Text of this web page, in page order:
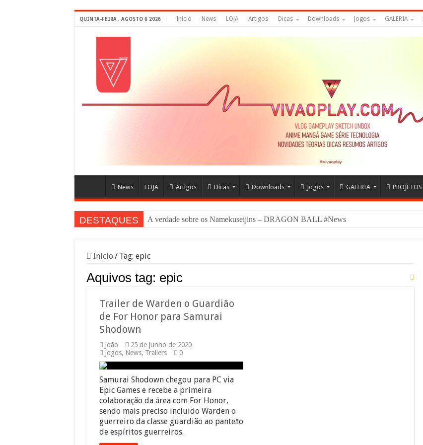
QUINTA-FEIRA , AGOSTO 6 2026 Início News LOJA Artigos Dicas Downloads Jogos GALERIA
News LOJA Artigos Dicas Downloads Jogos GALERIA PROJETOS
DESTAQUES Anime Ne
Início / Tag: epic
Aquivos tag: epic
Trailer de Warden o Guardião
de For Honor para Samurai
Shodown
João
25 de junho de 2020
Jogos, News, Trailers 0
Samurai Shodown chegou para PC via
Epic Games e recebe a primeira
colaboração da área com For Honor,
sendo mais preciso incluido Warden o
guerreiro da classe guardião ao panteāo
de espíritos guerreiros.